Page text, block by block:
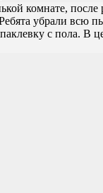
комнате, после
убрали всю
с пола. В